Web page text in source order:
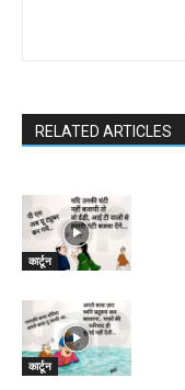
RELATED ARTICLES
कार्टून
कार्टून